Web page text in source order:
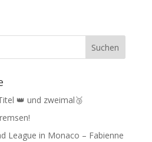
👑 und zweimal🥉
League in Monaco – Fabienne